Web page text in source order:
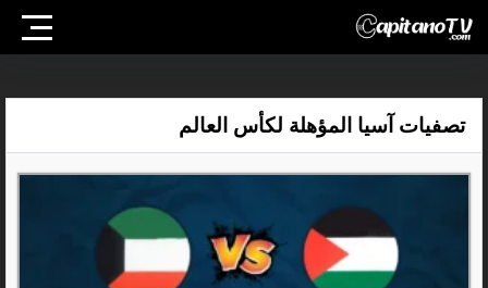
تصفيات آسيا المؤهلة لكأس العالم